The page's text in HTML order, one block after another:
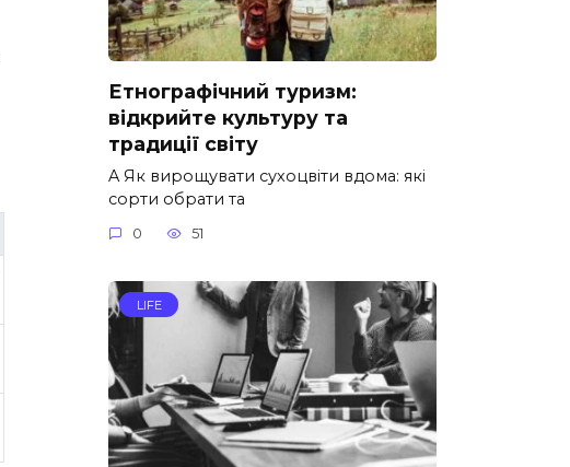
Етнографічний туризм:
відкрийте культуру та
традиції світу
A Як вирощувати сухоцвіти вдома: які
сорти обрати та
0 51
LIFE